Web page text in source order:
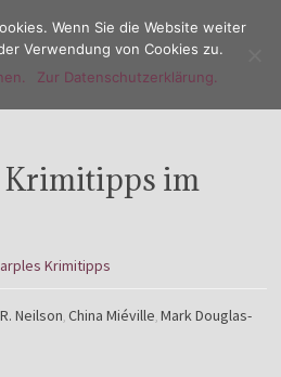
Menu
Krimitipps im
Krimitipps
Neilson,China Miéville,Mark Douglas-
Wenn Sie die Website weiter
Verwendung von Cookies zu.
Zur Datenschutzerklärung.